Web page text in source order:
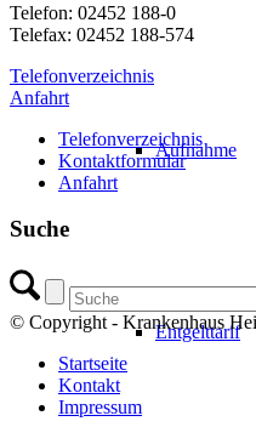
Aufnahme
Entgelttarif
Telefon: 02452 188-0
Telefax: 02452 188-574
Telefonverzeichnis
Anfahrt
Telefonverzeichnis
Kontaktformular
Anfahrt
Suche
© Copyright - Krankenhaus
Startseite
Kontakt
Impressum